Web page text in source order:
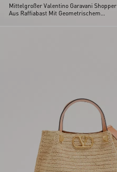
Mittelgroßer Valentino Garavani Shopper
Aus Raffiabast Mit Geometrischem